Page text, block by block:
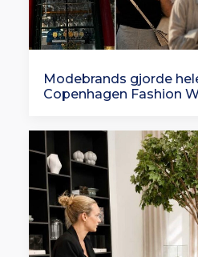
Modebrands gjorde
Copenhagen Fashion